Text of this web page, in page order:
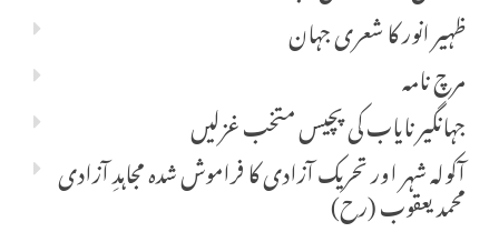
ظہیر انور کا شعری جہان
مرچ نامہ
جہانگیر نایاب کی پچیس متخب غزلیں
آکولہ شہر اور تحریک آزادی کا فراموش شدہ مجاہدِ آزادی
محمد یعقوب (رح)